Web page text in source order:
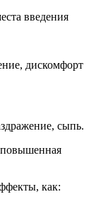
введения
дискомфорт
сыпь.
повышенная
как: